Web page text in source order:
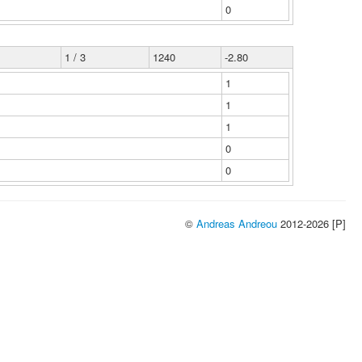
0
1 / 3 1240
-2.80
1
1
1
0
0
© Andreas Andreou 2012-2026 [P]